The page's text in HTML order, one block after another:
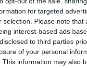
for targeted
selection. Please note
interest-based ads
to third parties
of your personal
This information may also
σχολείου
των παιδιών, από
θέματα
στην
με τίτλο: